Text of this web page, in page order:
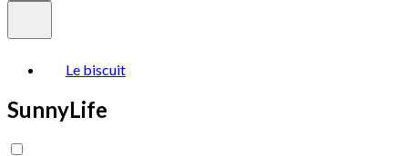
Le biscuit
SunnyLife